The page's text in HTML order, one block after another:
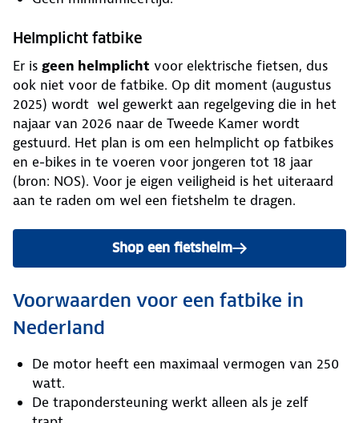
Helmplicht fatbike
Er is geen helmplicht voor elektrische fietsen, dus
ook niet voor de fatbike. Op dit moment (augustus
2025) wordt wel gewerkt aan regelgeving die in het
najaar van 2026 naar de Tweede Kamer wordt
gestuurd. Het plan is om een helmplicht op fatbikes
en e-bikes in te voeren voor jongeren tot 18 jaar
(bron: NOS). Voor je eigen veiligheid is het uiteraard
aan te raden om wel een fietshelm te dragen.
Shop een fietshelm
Voorwaarden voor een fatbike in
Nederland
De motor heeft een maximaal vermogen van 250
watt.
De trapondersteuning werkt alleen als je zelf